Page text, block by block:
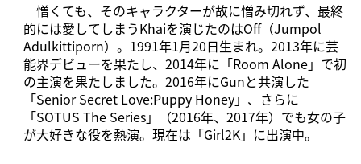
憎くても、そのキャラクターが故に憎み切れず、最終
的には愛してしまうKhaiを演じたのはOff（Jumpol
Adulkittiporn）。1991年1月20日生まれ。2013年に芸
能界デビューを果たし、2014年に「Room Alone」で初
の主演を果たしました。2016年にGunと共演した
「Senior Secret Love:Puppy Honey」、さらに
「SOTUS The Series」（2016年、2017年）でも女の子
が大好きな役を熱演。現在は「Girl2K」に出演中。